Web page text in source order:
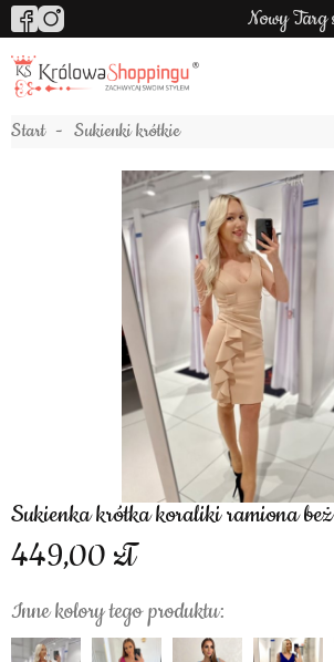
Start Sukienki krótkie
Sukienka krótka koraliki ramiona beż
449,00
Inne kolory tego produktu: